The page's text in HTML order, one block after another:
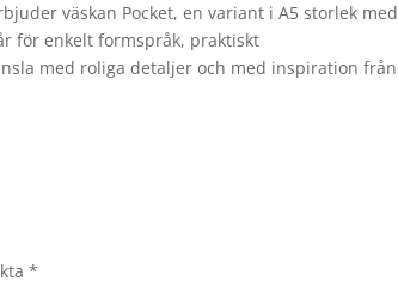
väskan Pocket, en variant i A5 storlek med
för enkelt formspråk, praktiskt
med roliga detaljer och med inspiration från
*